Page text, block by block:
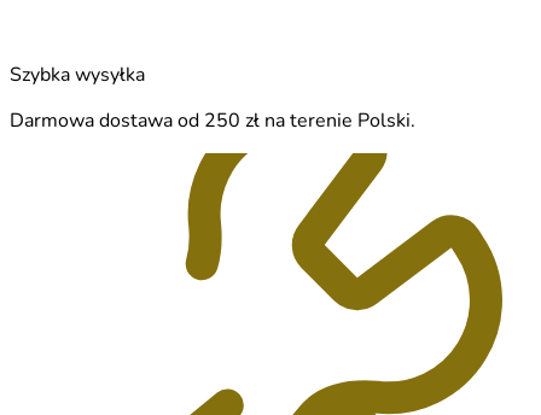
Szybka wysyłka
Darmowa dostawa od 250 zł na terenie Polski.